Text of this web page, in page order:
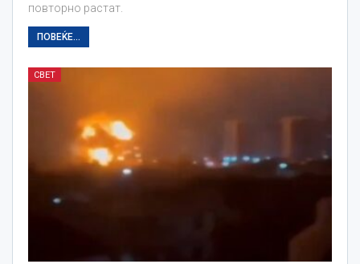
повторно растат.
ПОВЕЌЕ...
СВЕТ